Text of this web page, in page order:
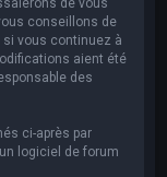
conseillons de
si vous continuez à
aient été
des
ci-après par
logiciel de forum